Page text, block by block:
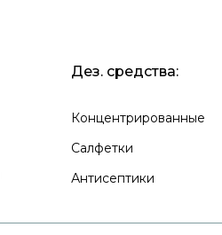
Дез. средства:
Концентрированные
Салфетки
Антисептики